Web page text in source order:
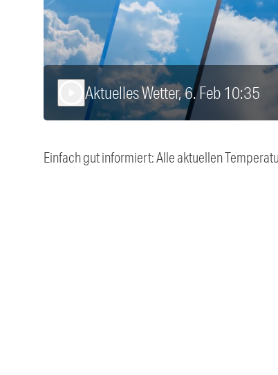
Aktuelles Wetter, 6. Feb 10:35
Einfach gut informiert: Alle aktuellen